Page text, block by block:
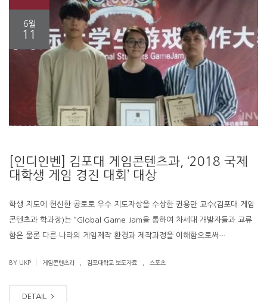
6월
11
[인디인벤] 김포대 게임콘텐츠과, ‘2018 국제
대학생 게임 경진 대회’ 대상
학생 지도에 헌신한 공로로 우수 지도자상을 수상한 권용만 교수(김포대 게임
콘텐츠과 학과장)는 “Global Game Jam을 통하여 차세대 개발자들과 교류
함은 물론 다른 나라의 게임제작 환경과 제작과정을 이해함으로써…
BY UKP 게임콘텐츠과 김포대학교 보도자료 스포츠
DETAIL